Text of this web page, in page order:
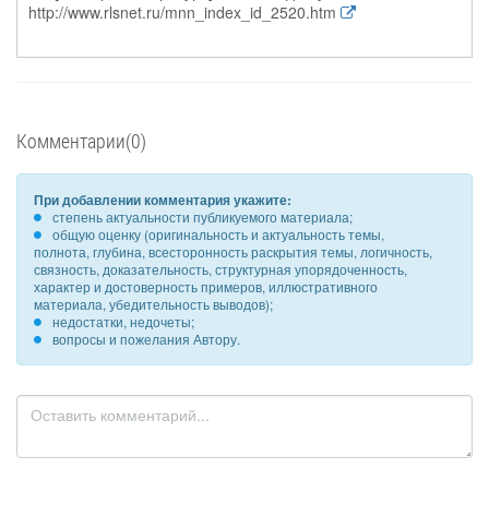
http://www.rlsnet.ru/mnn_index_id_2520.htm
Комментарии(0)
При добавлении комментария укажите:
степень актуальности публикуемого материала;
общую оценку (оригинальность и актуальность темы,
полнота, глубина, всесторонность раскрытия темы, логичность,
связность, доказательность, структурная упорядоченность,
характер и достоверность примеров, иллюстративного
материала, убедительность выводов);
недостатки, недочеты;
вопросы и пожелания Автору.